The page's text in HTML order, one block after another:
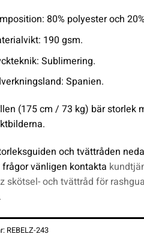
80% polyester och
190 gsm.
Sublimering.
Spanien.
(175 cm / 73 kg) bär storlek
och tvättråden
frågor vänligen kontakta
skötsel- och tvättråd för
REBELZ-243